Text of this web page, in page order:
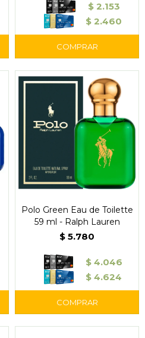
$ 2.153
$ 2.460
Polo Green Eau de Toilette
59 ml - Ralph Lauren
$ 5.780
$ 4.046
$ 4.624